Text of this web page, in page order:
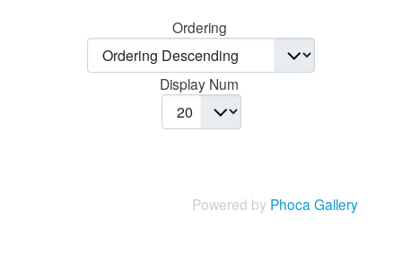
Ordering
Display Num
Powered by Phoca Gallery